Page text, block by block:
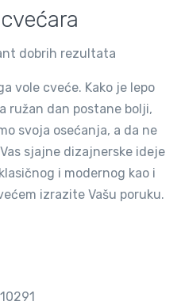
dobrih rezultata
vole cveće. Kako je lepo
ružan dan postane bolji,
svoja osećanja, a da ne
sjajne dizajnerske ideje
i modernog kao i
izrazite Vašu poruku.